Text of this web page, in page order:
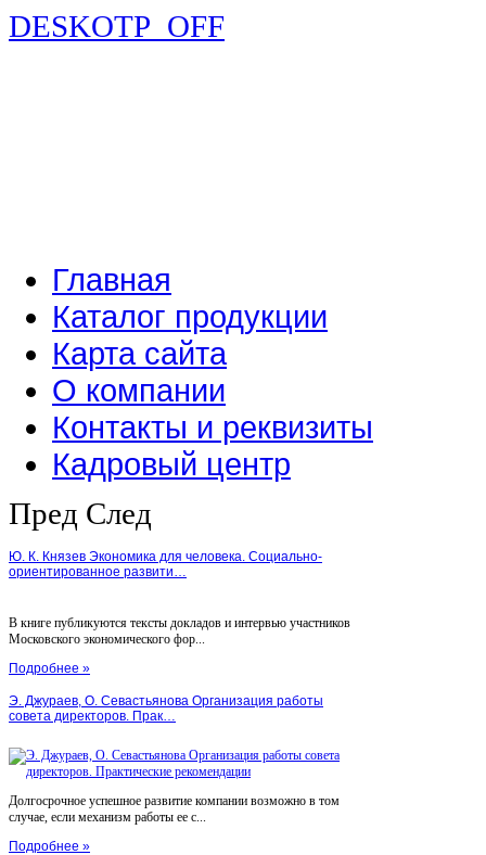
DESKOTP_OFF
Главная
Каталог продукции
Карта сайта
О компании
Контакты и реквизиты
Кадровый центр
Пред След
Ю. К. Князев Экономика для человека. Социально-
ориентированное развити…
В книге публикуются тексты докладов и интервью участников
Московского экономического фор...
Подробнее »
Э. Джураев, О. Севастьянова Организация работы
совета директоров. Прак…
Долгосрочное успешное развитие компании возможно в том
случае, если механизм работы ее с...
Подробнее »